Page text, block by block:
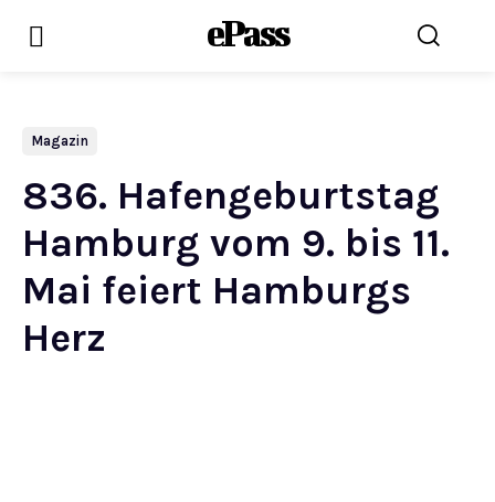
ePass
Magazin
836. Hafengeburtstag
Hamburg vom 9. bis 11.
Mai feiert Hamburgs
Herz